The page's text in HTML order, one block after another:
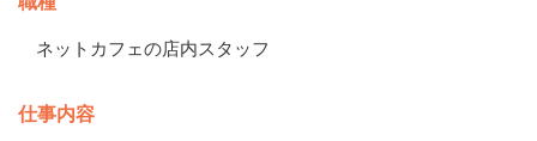
ネットカフェの店内スタッフ
仕事内容